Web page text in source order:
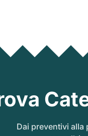
Dai preventivi